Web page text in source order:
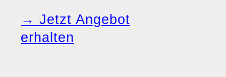
→ Jetzt Angebot
erhalten